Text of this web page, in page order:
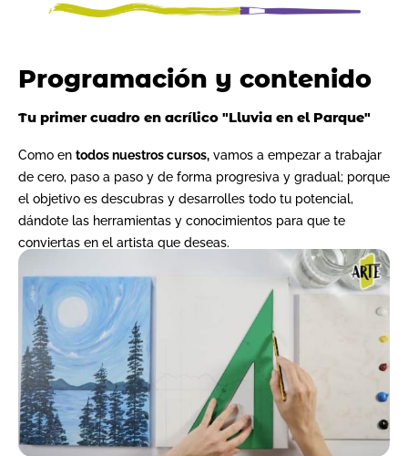
Programación y contenido
Tu primer cuadro en acrílico "Lluvia en el Parque"
Como en todos nuestros cursos, vamos a empezar a trabajar
de cero, paso a paso y de forma progresiva y gradual; porque
el objetivo es descubras y desarrolles todo tu potencial,
dándote las herramientas y conocimientos para que te
conviertas en el artista que deseas.